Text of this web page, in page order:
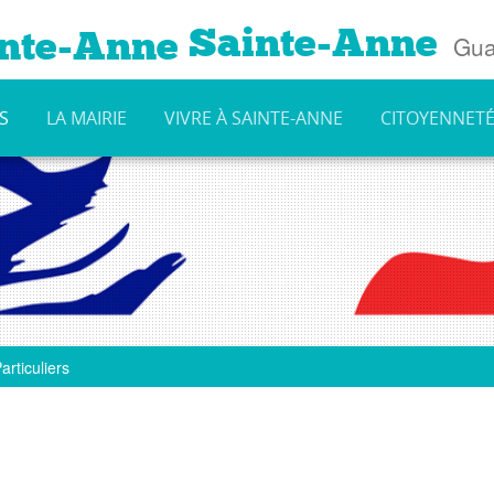
Sainte-Anne
LA MAIRIE VIVRE À SAINTE-ANNE CITOYENNETÉ